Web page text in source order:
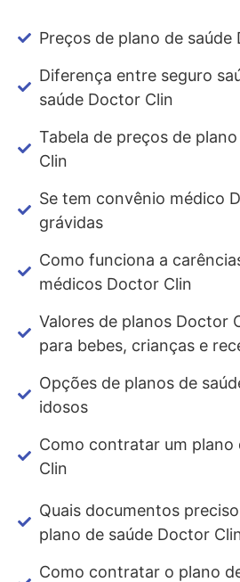
Preços de plano de saúde
Diferença entre seguro
saúde Doctor Clin
Tabela de preços de
Clin
Se tem convênio médico
grávidas
Como funciona a
médicos Doctor Clin
Valores de planos Doctor
para bebes, crianças e
Opções de planos de
idosos
Como contratar um plano
Clin
Quais documentos
plano de saúde Doctor
Como contratar o plano